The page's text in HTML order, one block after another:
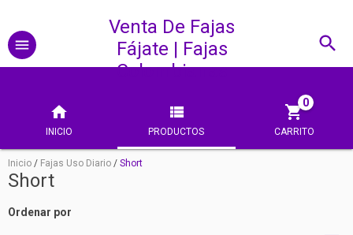
Venta De Fajas
Fájate | Fajas
Colombianas
INICIO PRODUCTOS CARRITO
0
Inicio / Fajas Uso Diario / Short
Short
Ordenar por